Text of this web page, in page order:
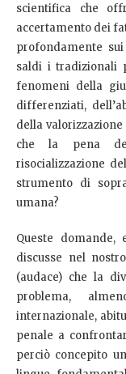
scientifica che
accertamento dei
profondamente
saldi i tradizionali
fenomeni della
differenziati,
della
che la pena
risocializzazione
strumento di
umana?
Queste
discusse nel
(audace) che la
problema,
internazionale,
penale a
perciò concepito